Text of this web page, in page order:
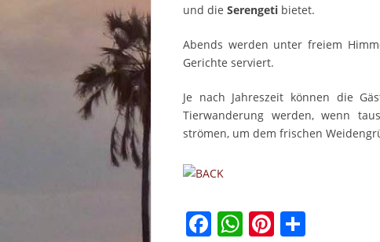
und die Serengeti bietet.
Abends werden unter freiem
Gerichte serviert.
Je nach Jahreszeit können die
Tierwanderung werden, wenn
strömen, um dem frischen
Facebook
WhatsApp
Pinterest